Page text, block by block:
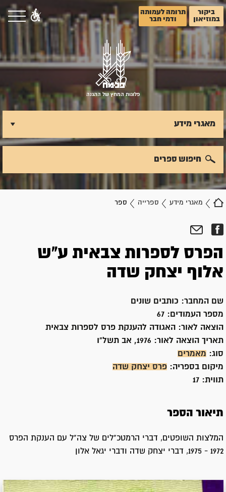
ביקור
במוזיאון
תרומה לעמותה
ודמי חבר
פלוגות המחץ של ההגנה
מאגרי מידע ספרייה ספר
מאגרי מידע
חיפוש ספרים
הפרס לספרות צבאית ע"ש
אלוף יצחק שדה
שם המחבר: כותבים שונים
מספר העמודים: 67
הוצאה לאור:
האגודה להענקת פרס לספרות צבאית
תאריך הוצאה לאור:
סוג: מאמרים
מיקום בספריה: פרס יצחק שדה
תווית: 17
תיאור הספר
המלצות השופטים, דברי הרמטכ"לים של צה"ל עם הענקת הפרס
1972 - 1975, דברי יצחק שדה ודברי יגאל אלון